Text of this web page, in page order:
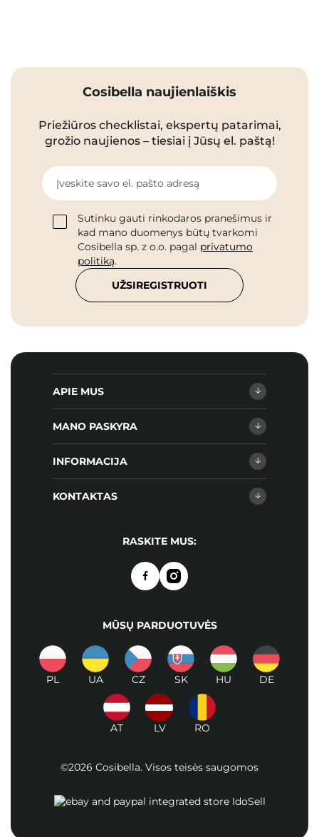
Cosibella naujienlaiškis
Priežiūros checklistai, ekspertų patarimai,
grožio naujienos – tiesiai į Jūsų el. paštą!
Įveskite savo el. pašto adresą
Sutinku gauti rinkodaros pranešimus ir
kad mano duomenys būtų tvarkomi
Cosibella sp. z o.o. pagal privatumo
politiką.
UŽSIREGISTRUOTI
APIE MUS
MANO PASKYRA
INFORMACIJA
KONTAKTAS
RASKITE MUS:
MŪSŲ PARDUOTUVĖS
PL UA CZ SK HU DE
AT LV RO
©2026 Cosibella. Visos teisės saugomos